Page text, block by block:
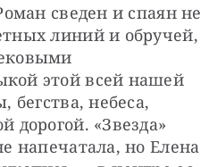
сведен и спаян не
линий и обручей,
этой всей нашей
бегства, небеса,
дорогой. «Звезда»
напечатала, но Елена